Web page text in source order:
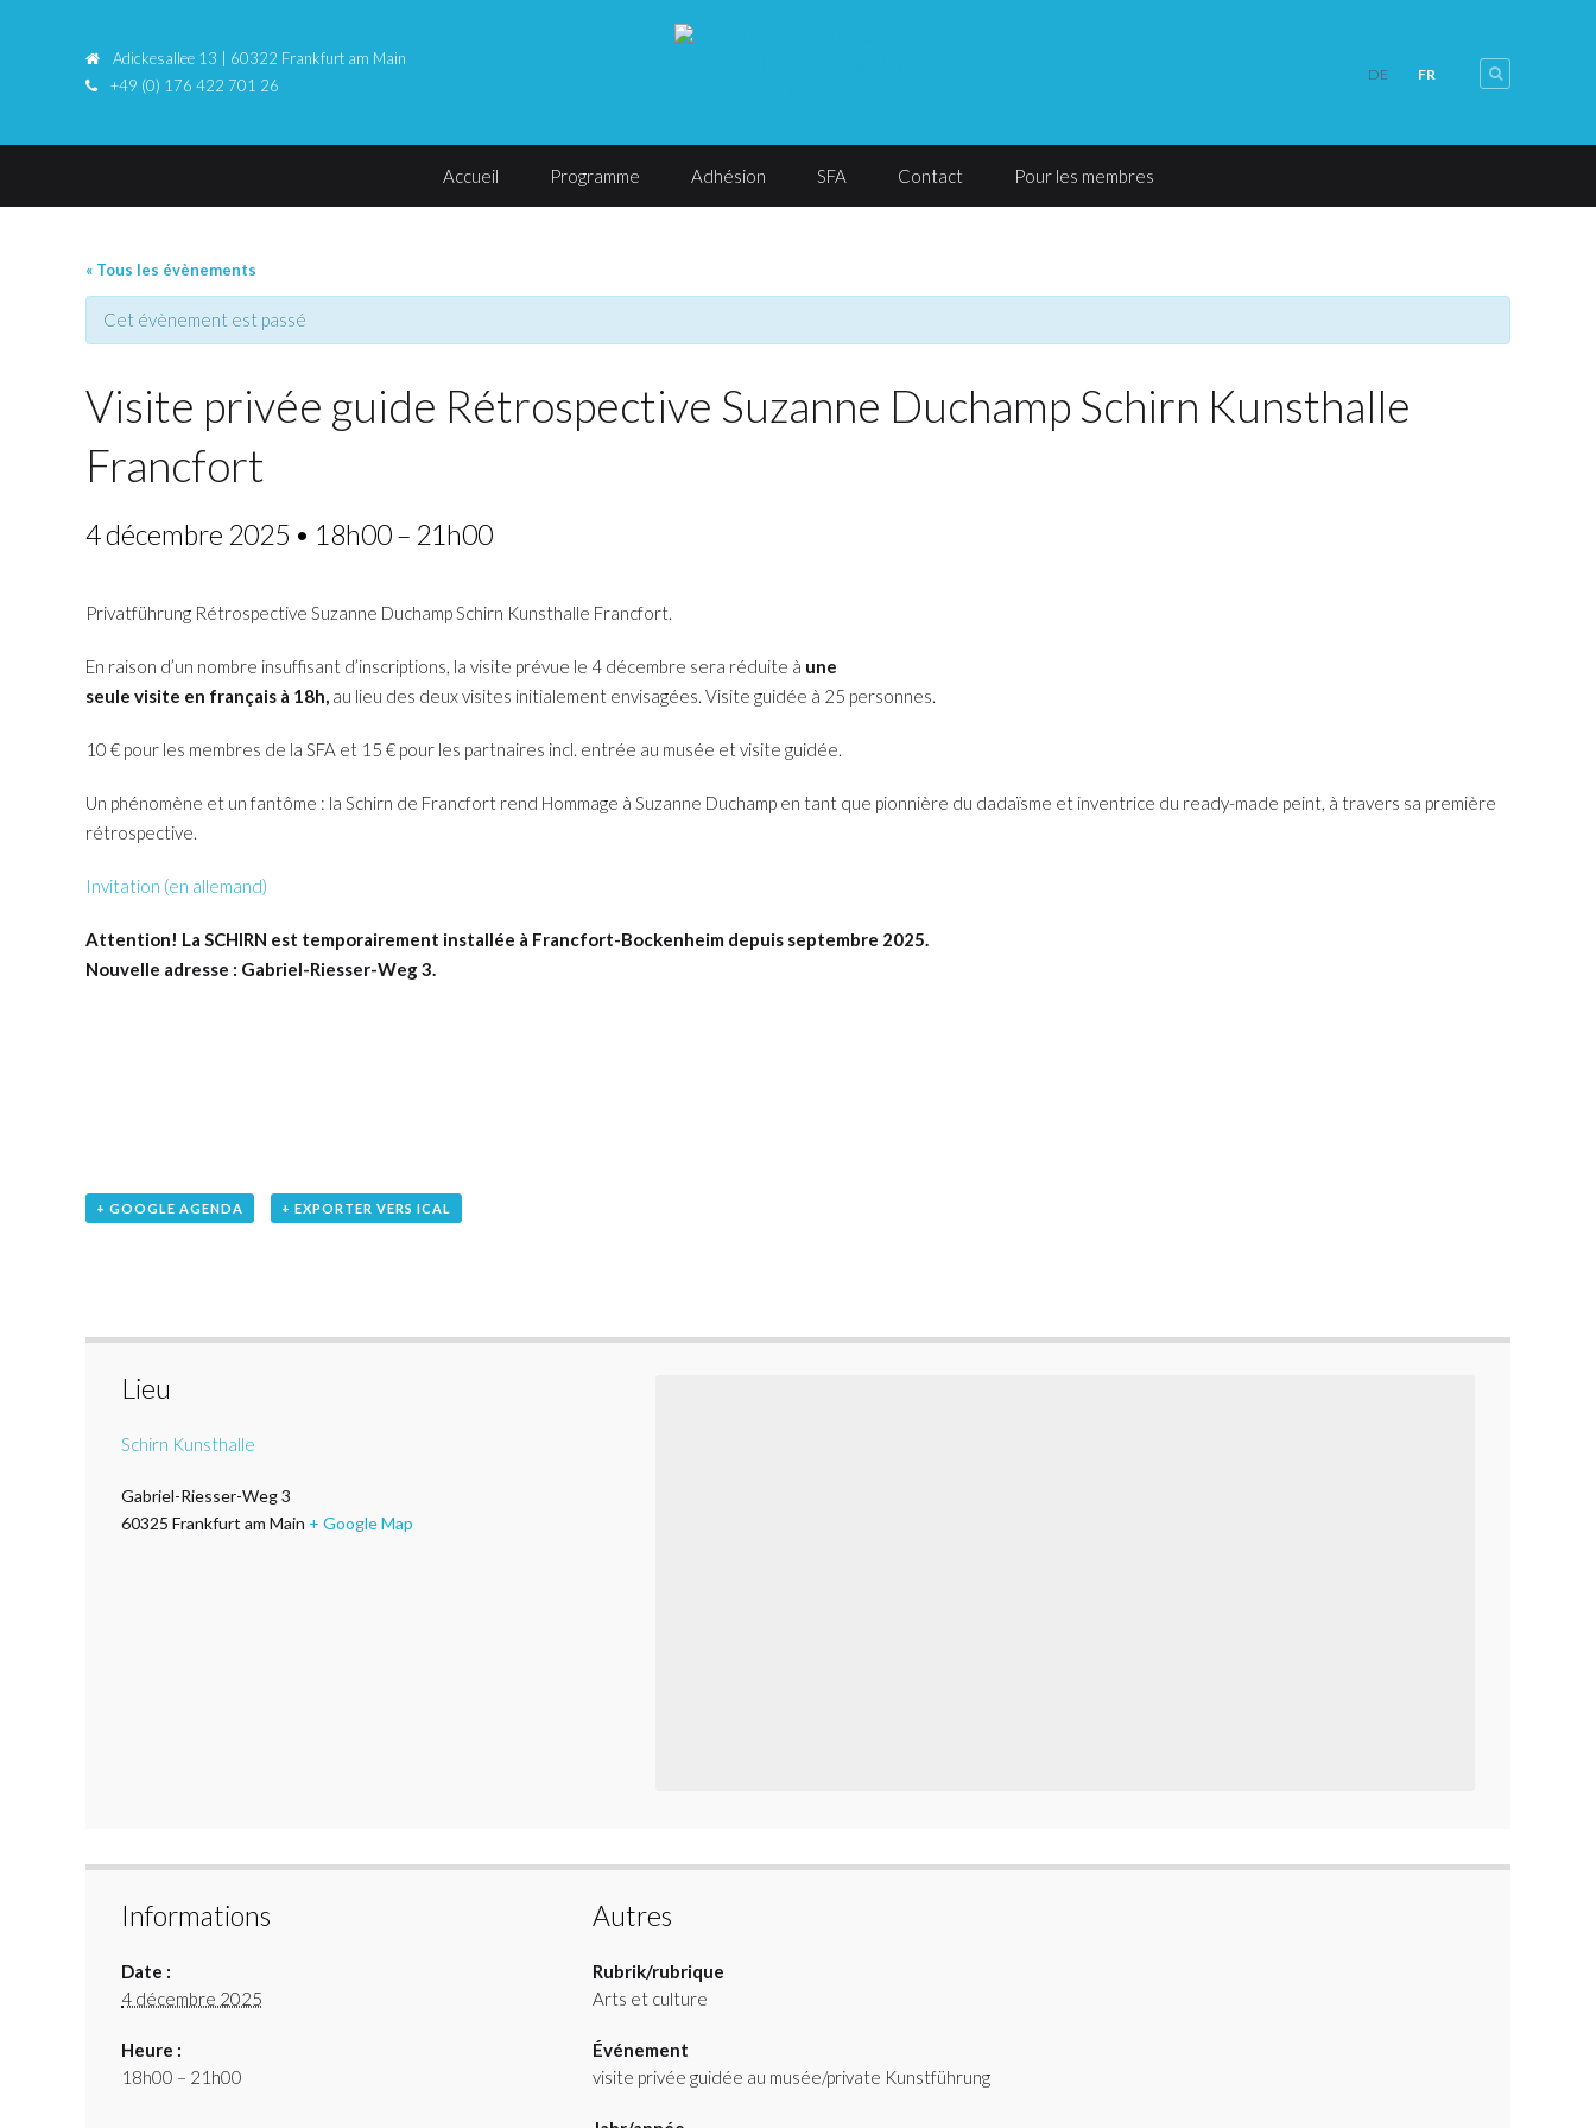
Adickesallee 13 | 60322 Frankfurt am Main
+49 (0) 176 422 701 26
DE FR
Accueil Programme Adhésion SFA Contact Pour les membres
« Tous les évènements
Cet évènement est passé
Visite privée guide Rétrospective Suzanne Duchamp Schirn Kunsthalle
Francfort
4 décembre 2025 • 18h00– 21h00
Privatführung Rétrospective Suzanne Duchamp Schirn Kunsthalle Francfort.
En raison d’un nombre insuffisant d’inscriptions, la visite prévue le 4 décembre sera réduite à une
seule visite en français à 18h, au lieu des deux visites initialement envisagées. Visite guidée à 25 personnes.
10 € pour les membres de la SFA et 15 € pour les partnaires incl. entrée au musée et visite guidée.
Un phénomène et un fantôme : la Schirn de Francfort rend Hommage à Suzanne Duchamp en tant que pionnière du dadaïsme et inventrice du ready-made peint, à travers sa première
rétrospective.
Invitation (en allemand)
Attention! La SCHIRN est temporairement installée à Francfort-Bockenheim depuis septembre 2025.
Nouvelle adresse : Gabriel-Riesser-Weg 3.
+ GOOGLE AGENDA + EXPORTER VERS ICAL
Lieu
Schirn Kunsthalle
Gabriel-Riesser-Weg 3
60325 Frankfurt am Main + Google Map
Informations
Date :
4 décembre 2025
Heure :
18h00 – 21h00
Autres
Rubrik/rubrique
Arts et culture
Événement
visite privée guidée au musée/private Kunstführung